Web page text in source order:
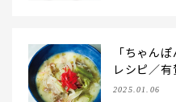
「ちゃん
レシピ／
2025.01.06